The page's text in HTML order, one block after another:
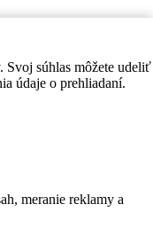
Svoj súhlas môžete udeliť
údaje o prehliadaní.
meranie reklamy a